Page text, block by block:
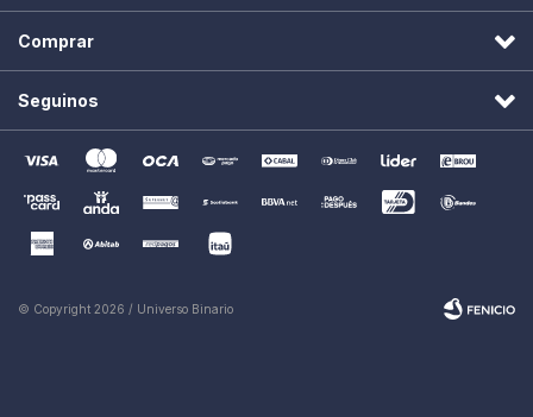
Comprar
Seguinos
© Copyright 2026 / Universo Binario